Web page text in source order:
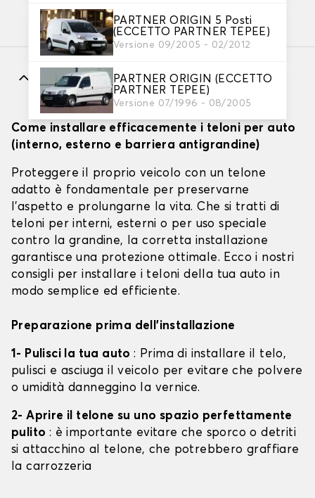
PARTNER ORIGIN 5 Posti
(ECCETTO PARTNER TEPEE)
Versione 09/2005 - 02/2012
PARTNER ORIGIN (ECCETTO
PARTNER TEPEE)
Versione 07/1996 - 08/2005
Caratteristiche
Come installare efficacemente i teloni per auto
(interno, esterno e barriera antigrandine)
Proteggere il proprio veicolo con un telone
adatto è fondamentale per preservarne
l'aspetto e prolungarne la vita. Che si tratti di
teloni per interni, esterni o per uso speciale
contro la grandine, la corretta installazione
garantisce una protezione ottimale. Ecco i nostri
consigli per installare i teloni della tua auto in
modo semplice ed efficiente.
Preparazione prima dell'installazione
1- Pulisci la tua auto: Prima di installare il telo,
pulisci e asciuga il veicolo per evitare che polvere
o umidità danneggino la vernice.
2- Aprire il telone su uno spazio perfettamente
pulito : è importante evitare che sporco o detriti
si attacchino al telone, che potrebbero graffiare
la carrozzeria